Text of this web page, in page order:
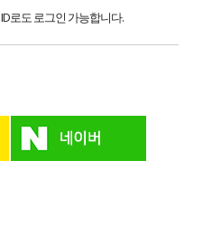
로도 로그인 가능합니다.